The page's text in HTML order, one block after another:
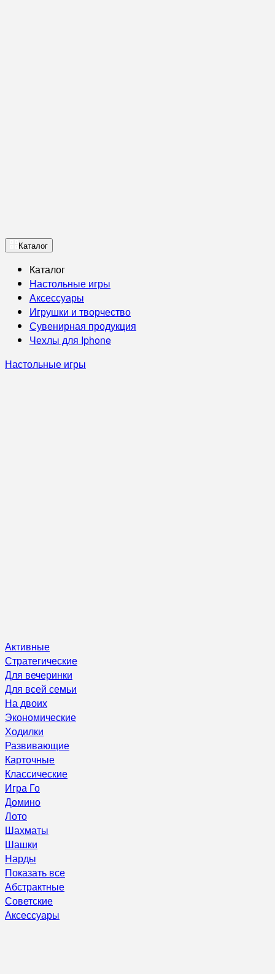
Каталог
Каталог
Настольные игры
Аксессуары
Игрушки и творчество
Сувенирная продукция
Чехлы для Iphone
Настольные игры
Активные
Стратегические
Для вечеринки
Для всей семьи
На двоих
Экономические
Ходилки
Развивающие
Карточные
Классические
Игра Го
Домино
Лото
Шахматы
Шашки
Нарды
Показать все
Абстрактные
Советские
Аксессуары